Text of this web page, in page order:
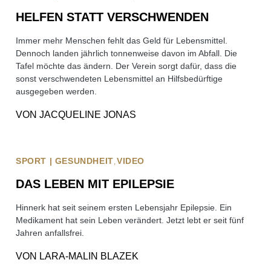
HELFEN STATT VERSCHWENDEN
Immer mehr Menschen fehlt das Geld für Lebensmittel.
Dennoch landen jährlich tonnenweise davon im Abfall. Die
Tafel möchte das ändern. Der Verein sorgt dafür, dass die
sonst verschwendeten Lebensmittel an Hilfsbedürftige
ausgegeben werden.
VON JACQUELINE JONAS
SPORT | GESUNDHEIT VIDEO
DAS LEBEN MIT EPILEPSIE
Hinnerk hat seit seinem ersten Lebensjahr Epilepsie. Ein
Medikament hat sein Leben verändert. Jetzt lebt er seit fünf
Jahren anfallsfrei.
VON LARA-MALIN BLAZEK